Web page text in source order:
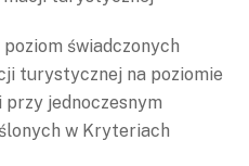
świadczonych
turystycznej na poziomie
jednoczesnym
w Kryteriach